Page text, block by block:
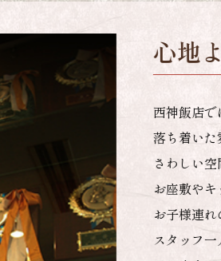
西神
数々の受賞
繊細な霜降
ます。
西神飯店で
らの目利き
部位ごとに